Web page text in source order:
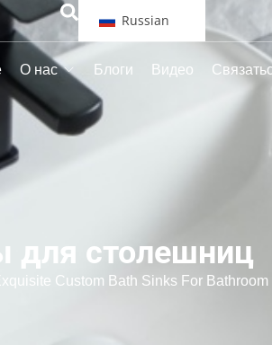
Russian
О нас Блоги Видео
для столешниц
Custom Bath Sinks For